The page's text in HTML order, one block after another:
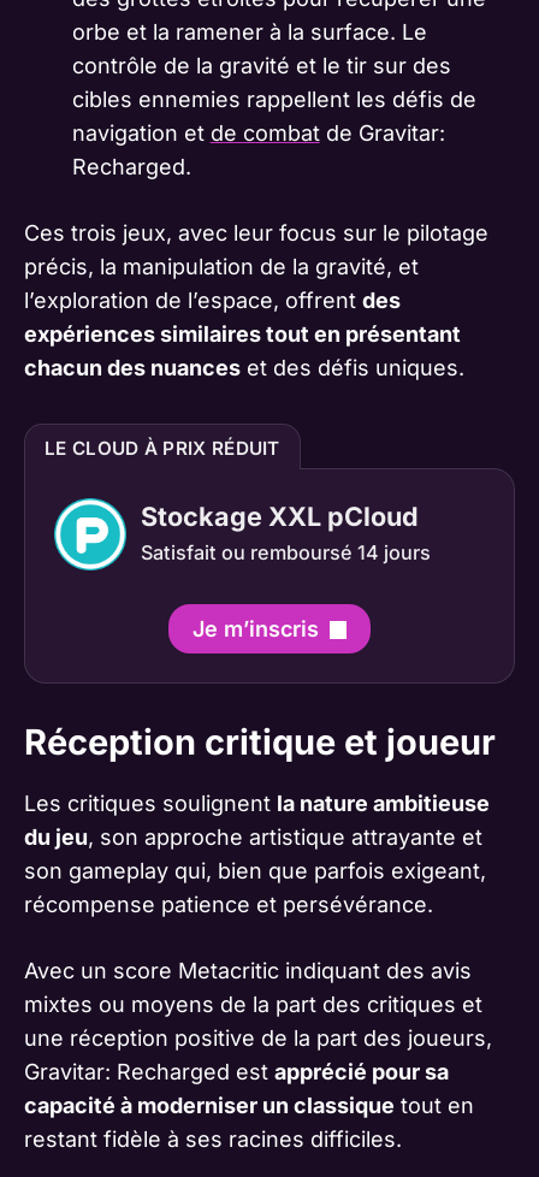
orbe et la ramener à la surface. Le
contrôle de la gravité et le tir sur des
cibles ennemies rappellent les défis de
navigation et de combatde Gravitar:
Recharged.
Ces trois jeux, avec leur focus sur le pilotage
précis, la manipulation de la gravité, et
l’exploration de l’espace, offrent des
expériences similaires tout en présentant
chacun des nuances et des défis uniques.
LE CLOUD À PRIX RÉDUIT
Stockage XXL pCloud
Satisfait ou remboursé 14 jours
Je m’inscris
Réception critique et joueur
Les critiques soulignent la nature ambitieuse
du jeu, son approche artistique attrayante et
son gameplay qui, bien que parfois exigeant,
récompense patience et persévérance.
Avec un score Metacritic indiquant des avis
mixtes ou moyens de la part des critiques et
une réception positive de la part des joueurs,
Gravitar: Recharged est apprécié pour sa
capacité à moderniser un classique tout en
restant fidèle à ses racines difficiles.